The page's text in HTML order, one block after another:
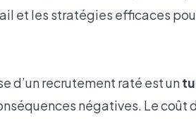
et les stratégies efficaces
d’un recrutement raté est un
négatives. Le coût